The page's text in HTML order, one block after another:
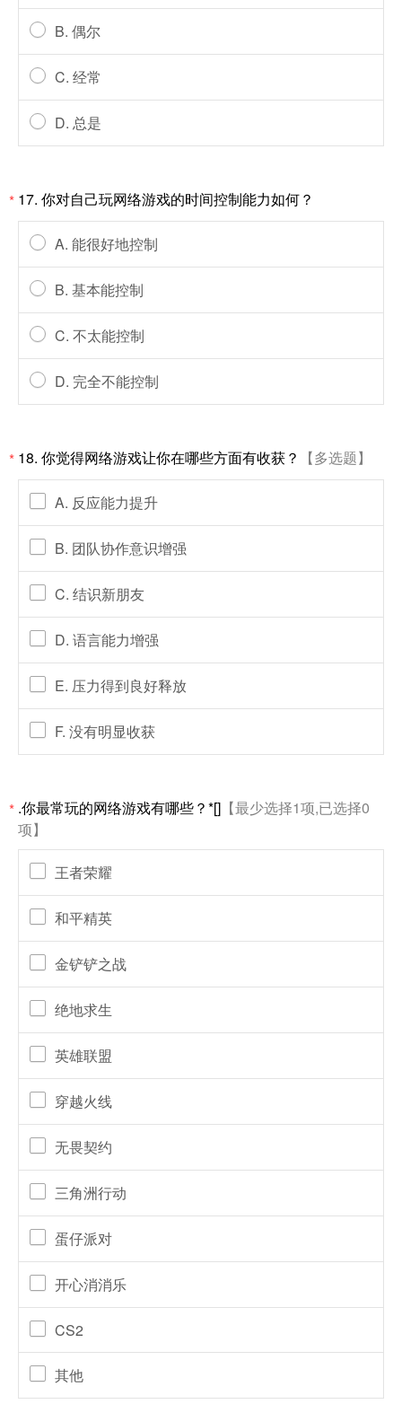
B. 偶尔
C. 经常
D. 总是
* 17. 你对自己玩网络游戏的时间控制能力如何？
A. 能很好地控制
B. 基本能控制
C. 不太能控制
D. 完全不能控制
* 18. 你觉得网络游戏让你在哪些方面有收获？ 【多选题】
A. 反应能力提升
B. 团队协作意识增强
C. 结识新朋友
D. 语言能力增强
E. 压力得到良好释放
F. 没有明显收获
* .你最常玩的网络游戏有哪些？*[] 【最少选择1项,已选择0
项】
王者荣耀
和平精英
金铲铲之战
绝地求生
英雄联盟
穿越火线
无畏契约
三角洲行动
蛋仔派对
开心消消乐
CS2
其他